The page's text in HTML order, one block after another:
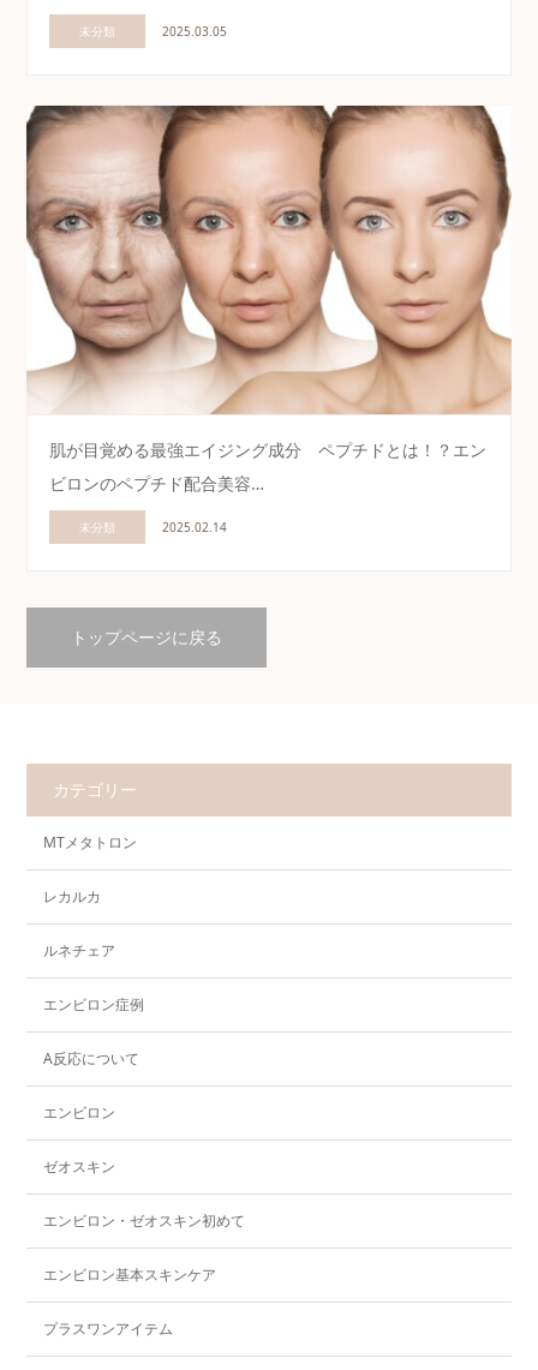
未分類 2025.03.05
肌が目覚める最強エイジング成分 ペプチドとは！？エン
ビロンのペプチド配合美容…
未分類 2025.02.14
トップページに戻る
カテゴリー
MTメタトロン
レカルカ
ルネチェア
エンビロン症例
A反応について
エンビロン
ゼオスキン
エンビロン・ゼオスキン初めて
エンビロン基本スキンケア
プラスワンアイテム